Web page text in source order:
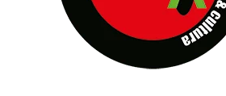
[CURSO DE ARMONÍA
SARE NOS EXPLICA [DESCASADA]